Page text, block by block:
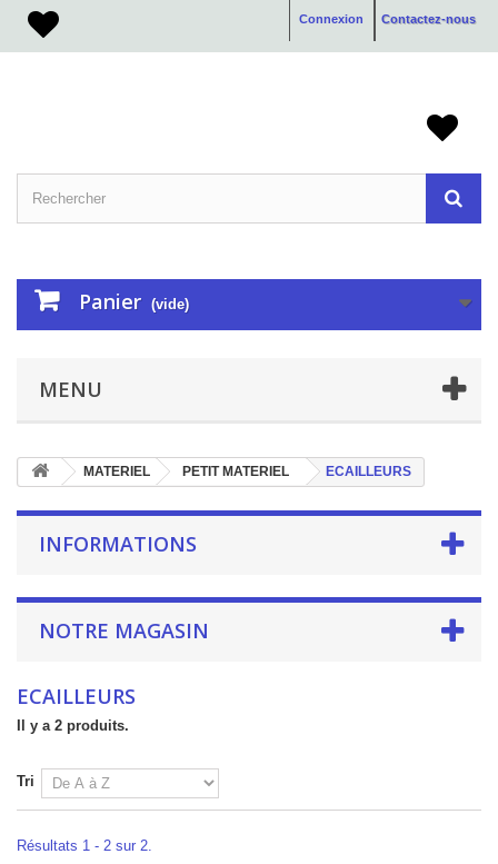
Contactez-nous
Connexion
Panier (vide)
MENU
MATERIEL PETIT MATERIEL ECAILLEURS
INFORMATIONS
NOTRE MAGASIN
ECAILLEURS
Il y a 2 produits.
Tri
Résultats 1 - 2 sur 2.